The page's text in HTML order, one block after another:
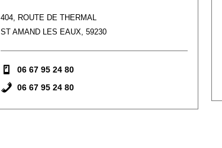
404, ROUTE DE THERMAL
ST AMAND LES EAUX, 59230
06 67 95 24 80
06 67 95 24 80